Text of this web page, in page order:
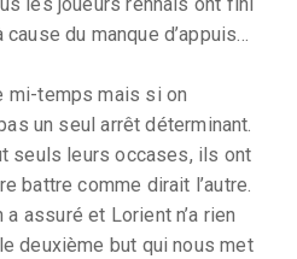
les joueurs rennais ont fini
du manque d’appuis...
mi-temps mais si on
un seul arrêt déterminant.
seuls leurs occases, ils ont
battre comme dirait l’autre.
assuré et Lorient n’a rien
deuxième but qui nous met